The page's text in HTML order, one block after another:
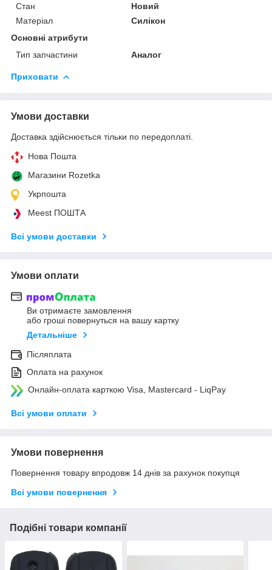
Стан
Новий
Матеріал
Силікон
Основні атрибути
Тип запчастини
Аналог
Приховати
Умови доставки
Доставка здійснюється тільки по передоплаті.
Нова Пошта
Магазини Rozetka
Укрпошта
Meest ПОШТА
Всі умови доставки
Умови оплати
Ви отримаєте замовлення
або гроші повернуться на вашу картку
Детальніше
Післяплата
Оплата на рахунок
Онлайн-оплата карткою Visa, Mastercard - LiqPay
Всі умови оплати
Умови повернення
Повернення товару впродовж 14 днів за рахунок покупця
Всі умови повернення
Подібні товари компанії